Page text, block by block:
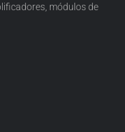
módulos de